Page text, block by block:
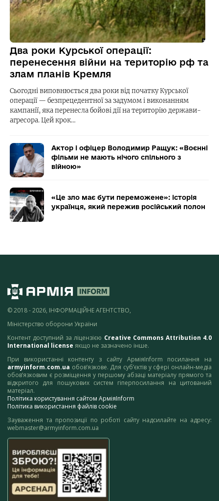
Два роки Курської операції:
перенесення війни на територію рф та
злам планів Кремля
Сьогодні виповнюється два роки від початку Курської
операції — безпрецедентної за задумом і виконанням
кампанії, яка перенесла бойові дії на територію держави-
агресора. Цей крок…
Актор і офіцер Володимир Ращук: «Воєнні
фільми не мають нічого спільного з
війною»
«Це зло має бути переможене»: історія
українця, який пережив російський полон
© 2018 - 2026, ІНФОРМАЦІЙНЕ АГЕНТСТВО,
Міністерство оборони України
Контент доступний за ліцензією Creative Commons Attribution 4.0
International license якщо не зазначено інше.
При використанні контенту з сайту АрміяInform посилання на
armyinform.com.ua обов’язкове. Для суб’єктів у сфері онлайн-медіа
обов’язковим є розміщення у першому абзаці матеріалу прямого та
відкритого для пошукових систем гіперпосилання на цитований
матеріал.
Політика користування сайтом АрміяInform
Політика використання файлів cookie
Зауваження та пропозиції по роботі сайту надсилайте на адресу:
webmaster@armyinform.com.ua